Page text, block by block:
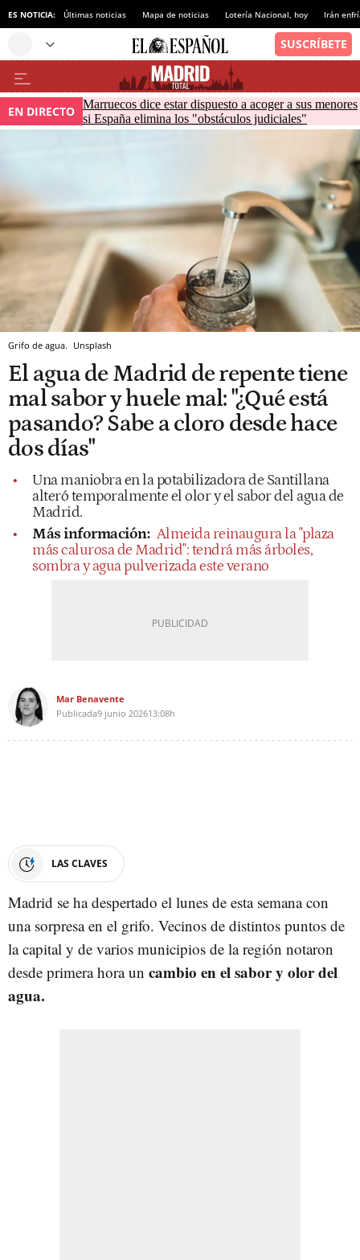
ES NOTICIA: Últimas noticias Mapa de noticias Lotería Nacional, hoy Irán
EN DIRECTO Marruecos dice estar dispuesto a acoger a sus menores
si España elimina los "obstáculos judiciales"
Grifo de agua. Unsplash
El agua de Madrid de repente tiene
mal sabor y huele mal: "¿Qué está
pasando? Sabe a cloro desde hace
dos días"
Una maniobra en la potabilizadora de Santillana
alteró temporalmente el olor y el sabor del agua de
Madrid.
Más información: Almeida reinaugura la "plaza
más calurosa de Madrid": tendrá más árboles,
sombra y agua pulverizada este verano
Mar Benavente
Publicada9 junio 202613:08h
LAS CLAVES
Madrid se ha despertado el lunes de esta semana con
una sorpresa en el grifo. Vecinos de distintos puntos de
la capital y de varios municipios de la región notaron
desde primera hora un cambio en el sabor y olor del
agua.